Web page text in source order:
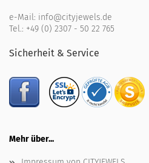
e-Mail: info@cityjewels.de
Tel.: +49 (0) 2307 - 50 22 765
Sicherheit & Service
Mehr über...